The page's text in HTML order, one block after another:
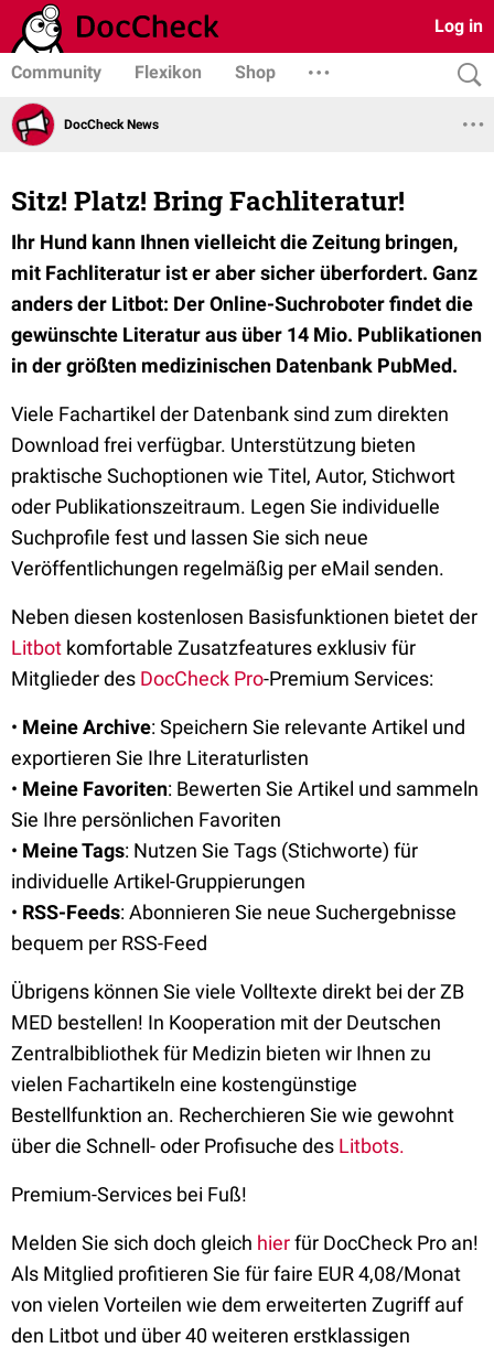
Log in
Community Flexikon Shop
DocCheck News
Sitz! Platz! Bring Fachliteratur!
Ihr Hund kann Ihnen vielleicht die Zeitung bringen,
mit Fachliteratur ist er aber sicher überfordert. Ganz
anders der Litbot: Der Online-Suchroboter findet die
gewünschte Literatur aus über 14 Mio. Publikationen
in der größten medizinischen Datenbank PubMed.
Viele Fachartikel der Datenbank sind zum direkten
Download frei verfügbar. Unterstützung bieten
praktische Suchoptionen wie Titel, Autor, Stichwort
oder Publikationszeitraum. Legen Sie individuelle
Suchprofile fest und lassen Sie sich neue
Veröffentlichungen regelmäßig per eMail senden.
Neben diesen kostenlosen Basisfunktionen bietet der
Litbot komfortable Zusatzfeatures exklusiv für
Mitglieder des DocCheck Pro-Premium Services:
• Meine Archive: Speichern Sie relevante Artikel und
exportieren Sie Ihre Literaturlisten
• Meine Favoriten: Bewerten Sie Artikel und sammeln
Sie Ihre persönlichen Favoriten
• Meine Tags: Nutzen Sie Tags (Stichworte) für
individuelle Artikel-Gruppierungen
• RSS-Feeds: Abonnieren Sie neue Suchergebnisse
bequem per RSS-Feed
Übrigens können Sie viele Volltexte direkt bei der ZB
MED bestellen! In Kooperation mit der Deutschen
Zentralbibliothek für Medizin bieten wir Ihnen zu
vielen Fachartikeln eine kostengünstige
Bestellfunktion an. Recherchieren Sie wie gewohnt
über die Schnell- oder Profisuche des Litbots.
Premium-Services bei Fuß!
Melden Sie sich doch gleich hierfür DocCheck Pro an!
Als Mitglied profitieren Sie für faire EUR 4,08/Monat
von vielen Vorteilen wie dem erweiterten Zugriff auf
den Litbot und über 40 weiteren erstklassigen